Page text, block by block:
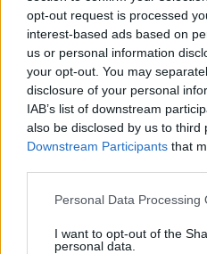
opt-out request is processed
interest-based ads based on
us or personal information
your opt-out. You may
disclosure of your personal
IAB’s list of downstream
also be disclosed by us to third
Downstream Participants that
Personal Data Processing
I want to opt-out of the
personal data.
Daudziem cilvēkiem
taču šajā situācijā tev
Maz ticams, ka
Svarīgākais, ko